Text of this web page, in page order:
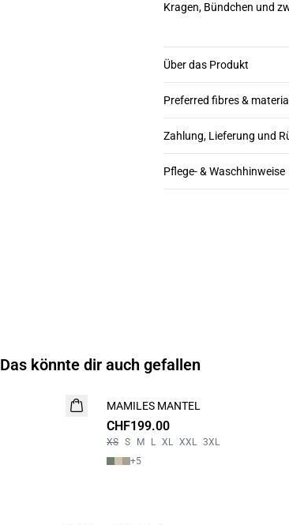
Kragen, Bündchen und
Über das Produkt
Preferred fibres &
Zahlung, Lieferung und
Pflege- & Waschhinweise
Das könnte dir auch gefallen
NEUHEIT
MAMILES MANTEL
CHF199.00
XS S M L XL XXL 3XL
+5